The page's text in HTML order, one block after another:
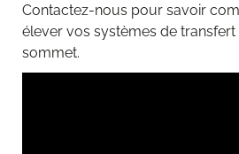
Contactez-nous pour savoir
élever vos systèmes de
sommet.